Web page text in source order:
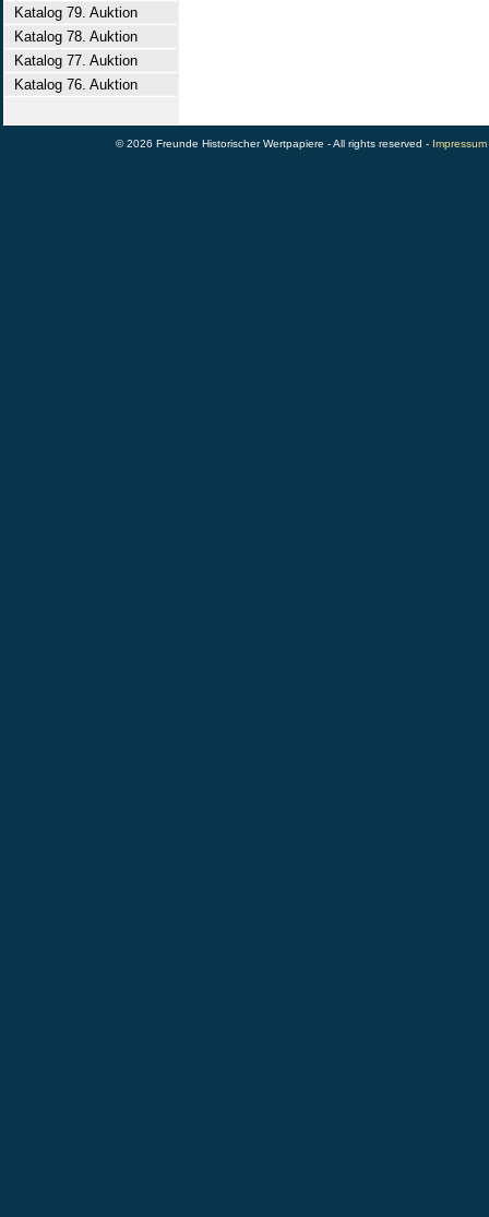
Katalog 79. Auktion
Katalog 78. Auktion
Katalog 77. Auktion
Katalog 76. Auktion
© 2026 Freunde Historischer Wertpapiere - All rights reserved - Impressum